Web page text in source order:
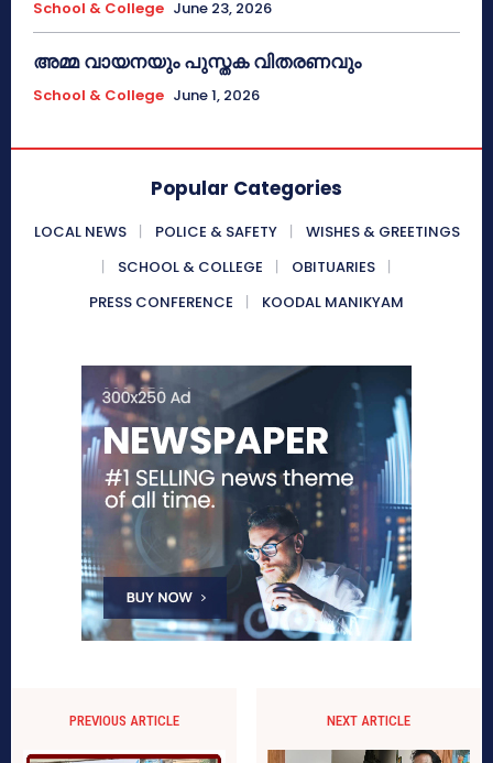
School & College June 23, 2026
അമ്മ വായനയും പുസ്തക വിതരണവും
School & College June 1, 2026
Popular Categories
LOCAL NEWS POLICE & SAFETY
WISHES & GREETINGS
SCHOOL & COLLEGE
OBITUARIES
PRESS CONFERENCE
KOODAL MANIKYAM
PREVIOUS ARTICLE NEXT ARTICLE